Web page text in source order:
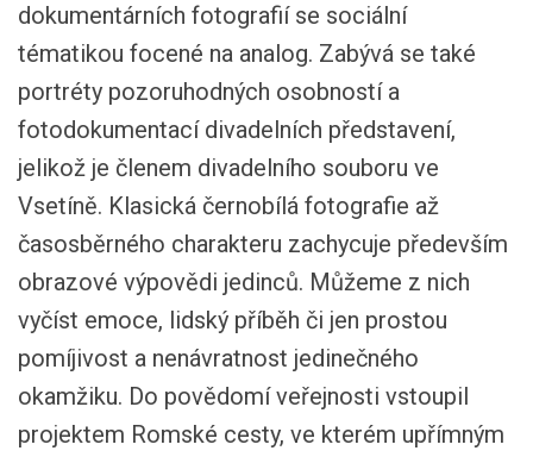
dokumentárních fotografií se sociální
tématikou focené na analog. Zabývá se také
portréty pozoruhodných osobností a
fotodokumentací divadelních představení,
jelikož je členem divadelního souboru ve
Vsetíně. Klasická černobílá fotografie až
časosběrného charakteru zachycuje především
obrazové výpovědi jedinců. Můžeme z nich
vyčíst emoce, lidský příběh či jen prostou
pomíjivost a nenávratnost jedinečného
okamžiku. Do povědomí veřejnosti vstoupil
projektem Romské cesty, ve kterém upřímným